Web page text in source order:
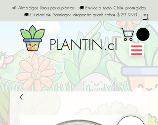
🌱 Almácigos listos para plantar · 🚚 Envíos a todo Chile protegidos
· 🚚 Ciudad de Santiago: despacho gratis sobre $29.990
(*)
PLANTIN.cl